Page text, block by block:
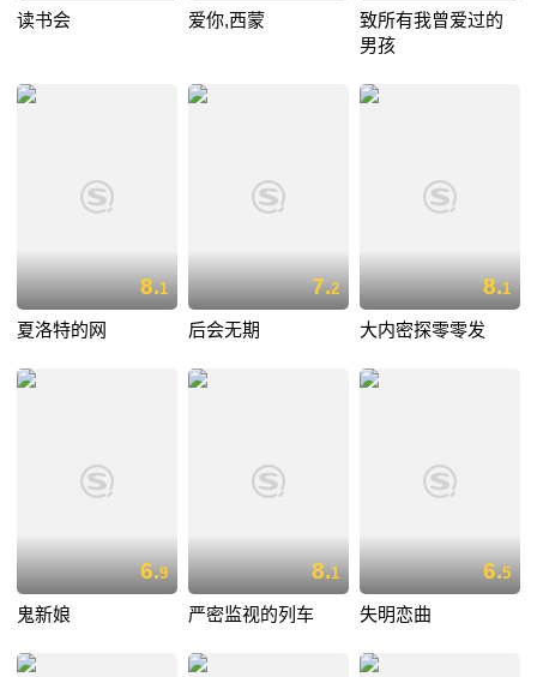
读书会 爱你,西蒙
致所有我曾爱过的
男孩
8.1
夏洛特的网
7.2
后会无期
8.1
大内密探零零发
6.9
鬼新娘
8.1
严密监视的列车
6.5
失明恋曲